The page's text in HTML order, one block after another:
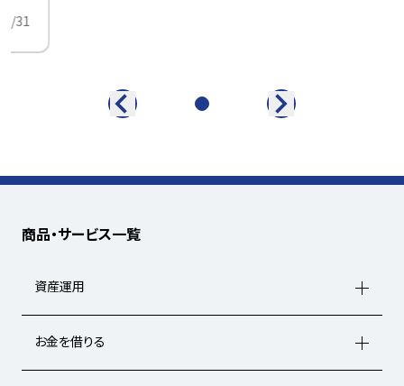
31
商品・サービス一覧
資産運用
お金を借りる